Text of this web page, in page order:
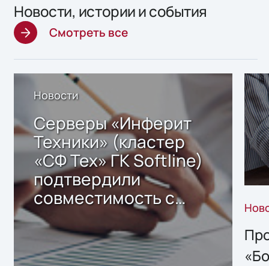
Новости, истории и события
Смотреть все
Новости
Серверы «Инферит
Техники» (кластер
«СФ Тех» ГК Softline)
подтвердили
совместимость с
решением Sharx
Storage 2.x для
хранения данных